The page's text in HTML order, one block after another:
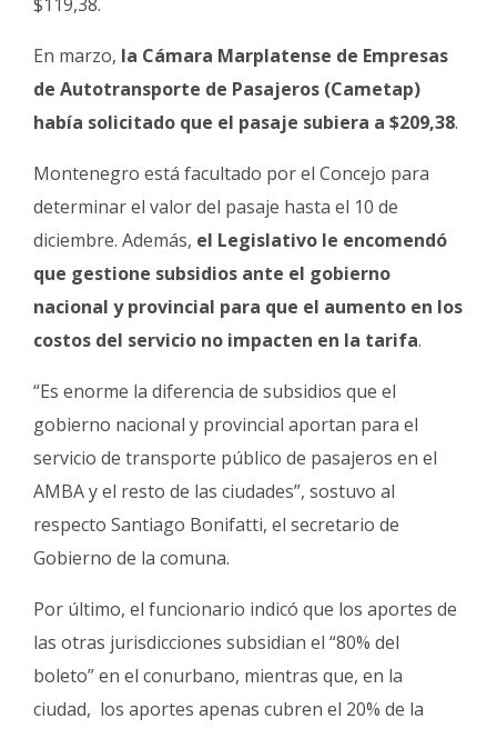
En marzo, la Cámara Marplatense de Empresas
de Autotransporte de Pasajeros (Cametap)
había solicitado que el pasaje subiera a $209,38.
Montenegro está facultado por el Concejo para
determinar el valor del pasaje hasta el 10 de
diciembre. Además, el Legislativo le encomendó
que gestione subsidios ante el gobierno
nacional y provincial para que el aumento en los
costos del servicio no impacten en la tarifa.
“Es enorme la diferencia de subsidios que el
gobierno nacional y provincial aportan para el
servicio de transporte público de pasajeros en el
AMBA y el resto de las ciudades”, sostuvo al
respecto Santiago Bonifatti, el secretario de
Gobierno de la comuna.
Por último, el funcionario indicó que los aportes de
las otras jurisdicciones subsidian el “80% del
boleto” en el conurbano, mientras que, en la
ciudad, los aportes apenas cubren el 20% de la